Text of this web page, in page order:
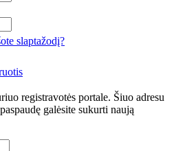
slaptažodį?
registravotės portale. Šiuo adresu
galėsite sukurti naują